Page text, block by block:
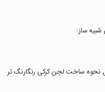
نحوه ساخت لجن کرکی رنگارنگ تر